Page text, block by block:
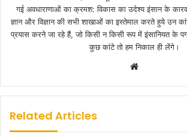
गई अवधाराणाओं का क्रमश: विकास का उदेश्य इंसान के
ज्ञान और विज्ञान की सभी शाखाओं का इस्तेमाल करते हुये उन
प्रयास करने जा रहे हैं, जो किसी न किसी रूप में इंसानियत के
कुछ कांटे तो हम निकाल ही लेंगे।
b
Related Articles